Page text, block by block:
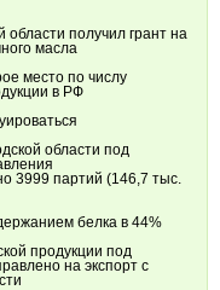
области получил грант на
масла
место по числу
в РФ
области под
3999 партий (146,7 тыс.
белка в 44%
продукции под
на экспорт с